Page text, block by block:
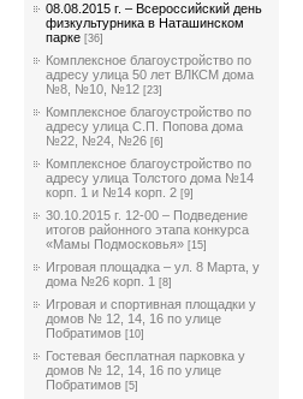
08.08.2015 г. – Всероссийский день
физкультурника в Наташинском
парке [36]
Комплексное благоустройство по
адресу улица 50 лет ВЛКСМ дома
№8, №10, №12 [23]
Комплексное благоустройство по
адресу улица С.П. Попова дома
№22, №24, №26 [6]
Комплексное благоустройство по
адресу улица Толстого дома №14
корп. 1 и №14 корп. 2 [9]
30.10.2015 г. 12-00 – Подведение
итогов районного этапа конкурса
«Мамы Подмосковья» [15]
Игровая площадка – ул. 8 Марта, у
дома №26 корп. 1 [8]
Игровая и спортивная площадки у
домов № 12, 14, 16 по улице
Побратимов [10]
Гостевая бесплатная парковка у
домов № 12, 14, 16 по улице
Побратимов [5]